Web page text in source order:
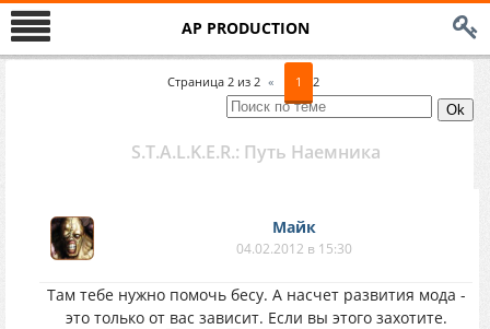
AP PRODUCTION
Страница 2 из 2 « 1 2
S.T.A.L.K.E.R.: Путь Наемника
Майк
04.02.2012 в 15:30
Там тебе нужно помочь бесу. А насчет развития мода -
это только от вас зависит. Если вы этого захотите.